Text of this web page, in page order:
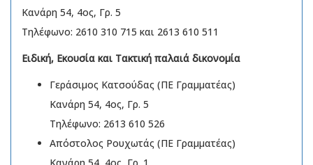
Κανάρη 54, 4ος, Γρ. 5
Τηλέφωνο: 2610 310 715 και 2613 610 511
Ειδική, Εκουσία και Τακτική παλαιά δικονομία
Γεράσιμος Κατσούδας (ΠΕ Γραμματέας)
Κανάρη 54, 4ος, Γρ. 5
Τηλέφωνο: 2613 610 526
Απόστολος Ρουχωτάς (ΠΕ Γραμματέας)